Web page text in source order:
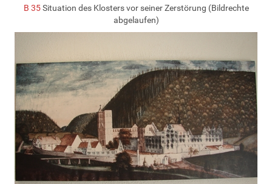
B 35Situation des Klosters vor seiner Zerstörung (Bildrechte
abgelaufen)